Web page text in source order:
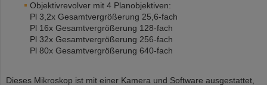
Objektivrevolver mit 4 Planobjektiven:
Pl 3,2x Gesamtvergrößerung 25,6-fach
Pl 16x Gesamtvergrößerung 128-fach
Pl 32x Gesamtvergrößerung 256-fach
Pl 80x Gesamtvergrößerung 640-fach
Dieses Mikroskop ist mit einer Kamera und Software ausgestattet,